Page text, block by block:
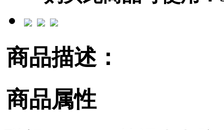
商品描述：
商品属性